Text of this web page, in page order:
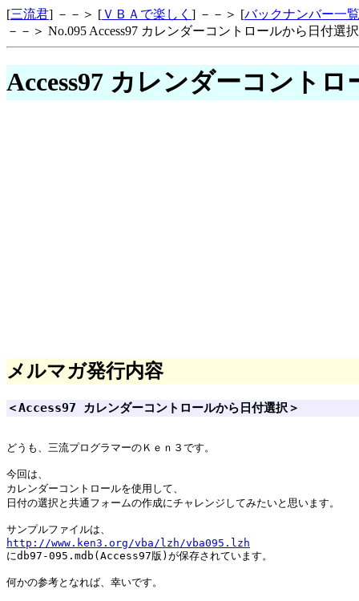
[三流君] －－＞ [ＶＢＡで楽しく ] －－＞ [バックナンバー一覧
－－＞ No.095 Access97 カレンダーコントロールから日付選択
Access97 カレンダーコント
メルマガ発行内容
＜Access97 カレンダーコントロールから日付選択＞
どうも、三流プログラマーのＫｅｎ３です。
今回は、
カレンダーコントロールを使用して、
日付の選択と共通フォームの作成にチャレンジしてみたいと思います。
http://www.ken3.org/vba/lzh/vba095.lzh
にdb97-095.mdb(Access97版)が保存されています。
何かの参考となれば、幸いです。